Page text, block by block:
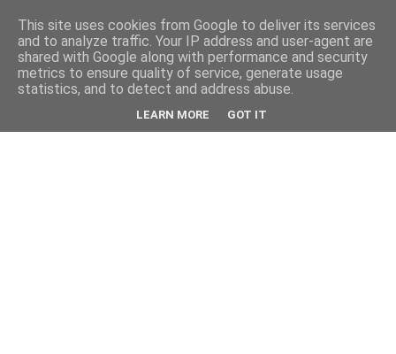
Back
Down
This site uses cookies from Google to deliver its services
and to analyze traffic. Your IP address and user-agent are
shared with Google along with performance and security
metrics to ensure quality of service, generate usage
statistics, and to detect and address abuse.
LEARN MORE GOT IT